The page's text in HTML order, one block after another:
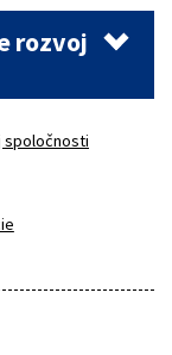
rozvoj
spoločnosti